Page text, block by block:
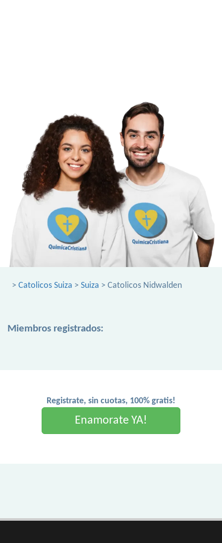
> Catolicos Suiza > Suiza > Catolicos Nidwalden
Miembros registrados:
Registrate, sin cuotas, 100% gratis!
Enamorate YA!